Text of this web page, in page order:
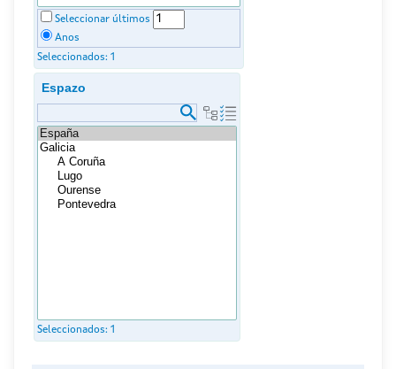
Seleccionar últimos
Anos
Seleccionados: 1
Espazo
Seleccionados: 1